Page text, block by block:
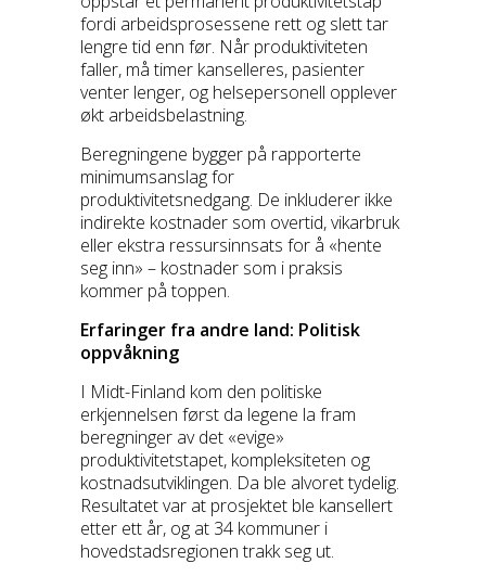
fordi arbeidsprosessene rett og slett tar
lengre tid enn før. Når produktiviteten
faller, må timer kanselleres, pasienter
venter lenger, og helsepersonell opplever
økt arbeidsbelastning.
Beregningene bygger på rapporterte
minimumsanslag for
produktivitetsnedgang. De inkluderer ikke
indirekte kostnader som overtid, vikarbruk
eller ekstra ressursinnsats for å «hente
seg inn» – kostnader som i praksis
kommer på toppen.
Erfaringer fra andre land: Politisk
oppvåkning
I Midt-Finland kom den politiske
erkjennelsen først da legene la fram
beregninger av det «evige»
produktivitetstapet, kompleksiteten og
kostnadsutviklingen. Da ble alvoret tydelig.
Resultatet var at prosjektet ble kansellert
etter ett år, og at 34 kommuner i
hovedstadsregionen trakk seg ut.